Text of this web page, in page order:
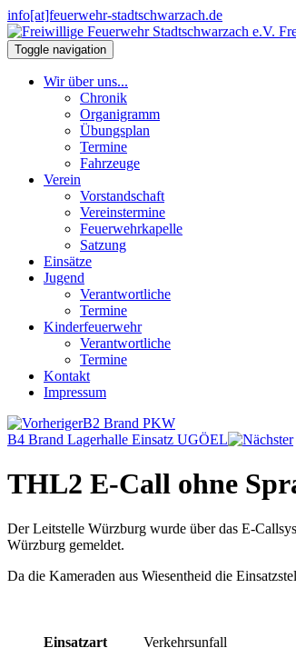
info[at]feuerwehr-stadtschwarzach.de
Toggle navigation
Wir über uns...
Chronik
Organigramm
Übungsplan
Termine
Fahrzeuge
Verein
Vorstandschaft
Vereinstermine
Feuerwehrkapelle
Satzung
Einsätze
Jugend
Verantwortliche
Termine
Kinderfeuerwehr
Verantwortliche
Termine
Kontakt
Impressum
B2 Brand PKW
B4 Brand Lagerhalle Einsatz UGÖEL
THL2 E-Call ohne
Der Leitstelle Würzburg wurde über das E-
Würzburg gemeldet.
Da die Kameraden aus Wiesentheid die
Einsatzart
Verkehrsunfall